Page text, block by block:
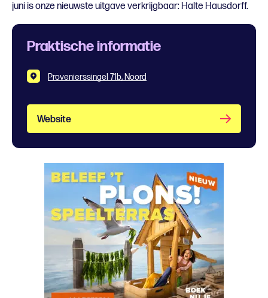
juni is onze nieuwste uitgave verkrijgbaar: Halte Hausdorff.
Praktische informatie
Provenierssingel 71b, Noord
Website